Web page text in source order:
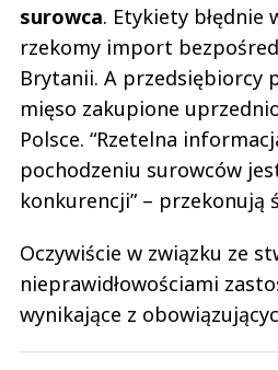
surowca. Etykiety błędnie
rzekomy import
Brytanii. A przedsiębiorcy
mięso zakupione
Polsce. “Rzetelna
pochodzeniu surowców
konkurencji” – przekonują
Oczywiście w związku ze
nieprawidłowościami
wynikające z